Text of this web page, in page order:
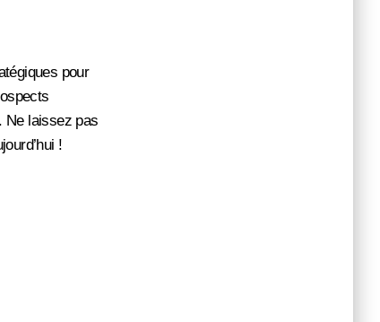
pour
Ne laissez pas
!